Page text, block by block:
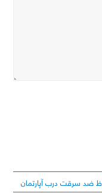
ضد سرقت درب آپارتمان